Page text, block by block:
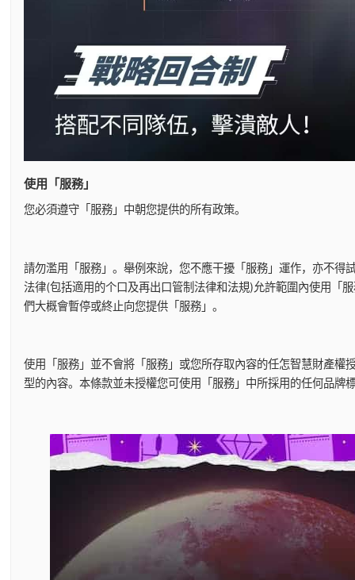
使用「服務」
您必須遵守「服務」中朝您提供的所有政策。
請勿濫用「服務」。舉例來說，您不應干擾「服務」運作，亦不
法律(包括適用的个口及再出口管制法律和法規)允許範圍內使用「
們大概會暫停或終止向您提供「服務」。
使用「服務」並不會將「服務」或您所存取內容的任怎智慧財產
型的內容。本條款並未授權您可使用「服務」中所採用的任何品